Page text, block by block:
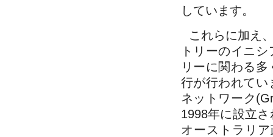
しています。
これらに加え
トリーのイニ
リーに関わる
行が行われてい
ネットワーク
1998年に設立
オーストラリ